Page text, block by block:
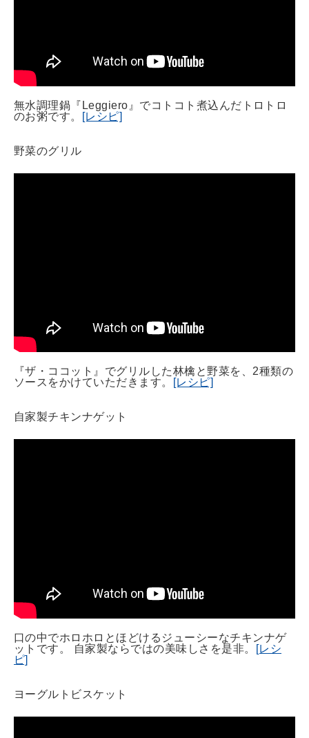
無水調理鍋『Leggiero』でコトコト煮込んだトロトロ
のお粥です。
[レシピ]
野菜のグリル
『ザ・ココット』でグリルした林檎と野菜を、2種類の
ソースをかけていただきます。
[レシピ]
自家製チキンナゲット
口の中でホロホロとほどけるジューシーなチキンナゲ
ットです。 自家製ならではの美味しさを是非。
[レシ
ピ]
ヨーグルトビスケット